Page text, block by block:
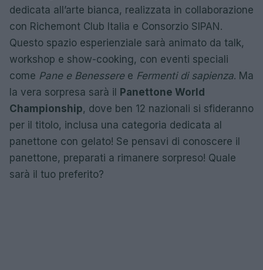
dedicata all’arte bianca, realizzata in collaborazione
con Richemont Club Italia e Consorzio SIPAN.
Questo spazio esperienziale sarà animato da talk,
workshop e show-cooking, con eventi speciali
come Pane e Benesseree Fermenti di sapienza. Ma
la vera sorpresa sarà il Panettone World
Championship, dove ben 12 nazionali si sfideranno
per il titolo, inclusa una categoria dedicata al
panettone con gelato! Se pensavi di conoscere il
panettone, preparati a rimanere sorpreso! Quale
sarà il tuo preferito?